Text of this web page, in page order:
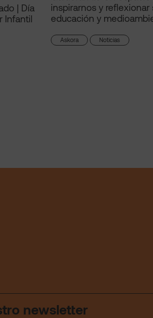
| Día
Infantil
inspirarnos y reflexionar
educación y
Askora Noticias
newsletter